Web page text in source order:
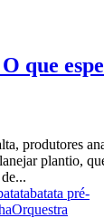
que
produtores
plantio,
batata pré-
Orquestra